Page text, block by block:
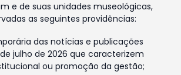
e de suas unidades museológicas,
as seguintes providências:
das notícias e publicações
julho de 2026 que caracterizem
ou promoção da gestão;